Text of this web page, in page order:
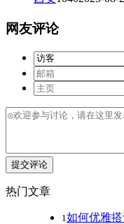
网友评论
提交评论
热门文章
1 如何优雅